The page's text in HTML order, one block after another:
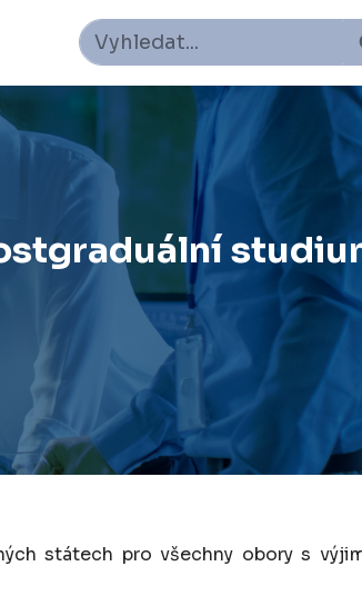
státech pro všechny obory s